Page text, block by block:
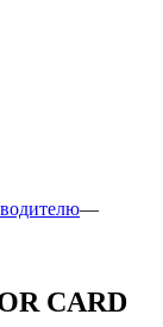
—
CARD